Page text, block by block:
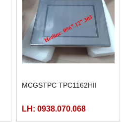
MCGSTPC TPC1162HII
LH: 0938.070.068